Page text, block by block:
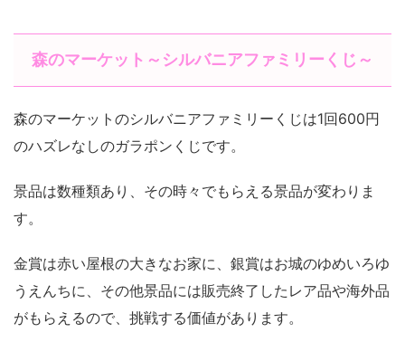
森のマーケット～シルバニアファミリーくじ～
森のマーケットのシルバニアファミリーくじは1回600円
のハズレなしのガラポンくじです。
景品は数種類あり、その時々でもらえる景品が変わりま
す。
金賞は赤い屋根の大きなお家に、銀賞はお城のゆめいろゆ
うえんちに、その他景品には販売終了したレア品や海外品
がもらえるので、挑戦する価値があります。